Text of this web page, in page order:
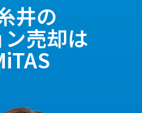
井の
売却は